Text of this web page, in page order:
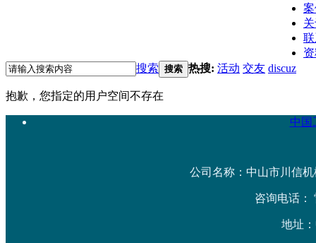
搜索 搜索 热搜: 活动 交友 discuz
抱歉，您指定的用户空间不存在
中国
公司名称：中山市川信机
咨询电话：
地址